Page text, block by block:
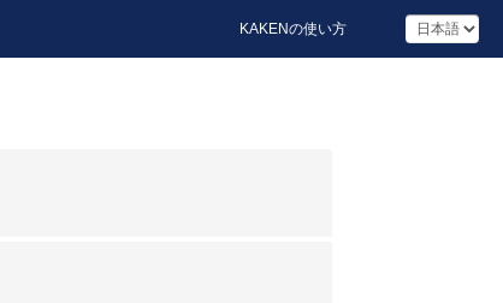
KAKENの使い方